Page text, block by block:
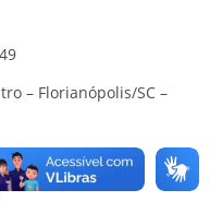
– Florianópolis/SC –